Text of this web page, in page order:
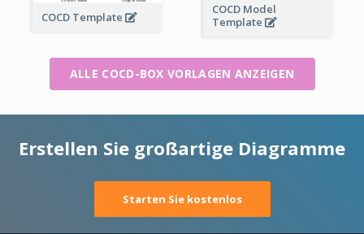
COCD Template
COCD Model
Template
ALLE COCD-BOX VORLAGEN ANZEIGEN
Erstellen Sie großartige Diagramme
Starten Sie kostenlos